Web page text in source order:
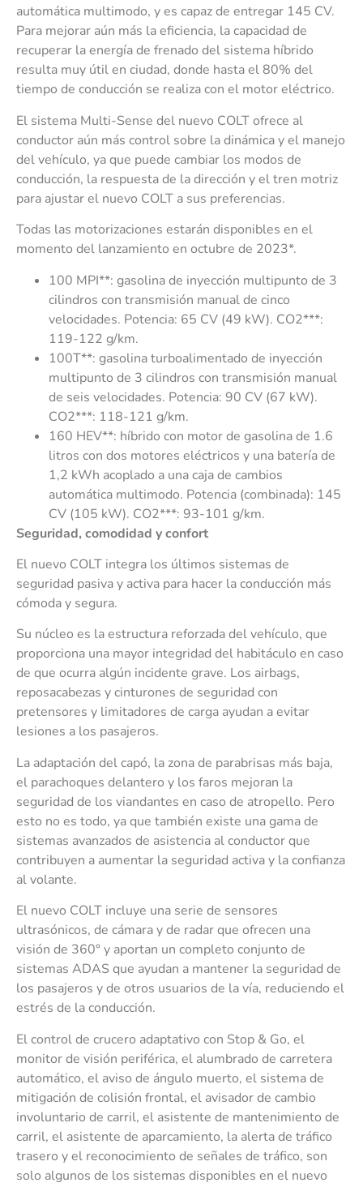
automática multimodo, y es capaz de entregar 145 CV.
Para mejorar aún más la eficiencia, la capacidad de
recuperar la energía de frenado del sistema híbrido
resulta muy útil en ciudad, donde hasta el 80% del
tiempo de conducción se realiza con el motor eléctrico.
El sistema Multi-Sense del nuevo COLT ofrece al
conductor aún más control sobre la dinámica y el manejo
del vehículo, ya que puede cambiar los modos de
conducción, la respuesta de la dirección y el tren motriz
para ajustar el nuevo COLT a sus preferencias.
Todas las motorizaciones estarán disponibles en el
momento del lanzamiento en octubre de 2023*.
100 MPI**: gasolina de inyección multipunto de 3
cilindros con transmisión manual de cinco
velocidades. Potencia: 65 CV (49 kW). CO2***:
119-122 g/km.
100T**: gasolina turboalimentado de inyección
multipunto de 3 cilindros con transmisión manual
de seis velocidades. Potencia: 90 CV (67 kW).
CO2***: 118-121 g/km.
160 HEV**: híbrido con motor de gasolina de 1.6
litros con dos motores eléctricos y una batería de
1,2 kWh acoplado a una caja de cambios
automática multimodo. Potencia (combinada): 145
CV (105 kW). CO2***: 93-101 g/km.
Seguridad, comodidad y confort
El nuevo COLT integra los últimos sistemas de
seguridad pasiva y activa para hacer la conducción más
cómoda y segura.
Su núcleo es la estructura reforzada del vehículo, que
proporciona una mayor integridad del habitáculo en caso
de que ocurra algún incidente grave. Los airbags,
reposacabezas y cinturones de seguridad con
pretensores y limitadores de carga ayudan a evitar
lesiones a los pasajeros.
La adaptación del capó, la zona de parabrisas más baja,
el parachoques delantero y los faros mejoran la
seguridad de los viandantes en caso de atropello. Pero
esto no es todo, ya que también existe una gama de
sistemas avanzados de asistencia al conductor que
contribuyen a aumentar la seguridad activa y la confianza
al volante.
El nuevo COLT incluye una serie de sensores
ultrasónicos, de cámara y de radar que ofrecen una
visión de 360° y aportan un completo conjunto de
sistemas ADAS que ayudan a mantener la seguridad de
los pasajeros y de otros usuarios de la vía, reduciendo el
estrés de la conducción.
El control de crucero adaptativo con Stop & Go, el
monitor de visión periférica, el alumbrado de carretera
automático, el aviso de ángulo muerto, el sistema de
mitigación de colisión frontal, el avisador de cambio
involuntario de carril, el asistente de mantenimiento de
carril, el asistente de aparcamiento, la alerta de tráfico
trasero y el reconocimiento de señales de tráfico, son
solo algunos de los sistemas disponibles en el nuevo